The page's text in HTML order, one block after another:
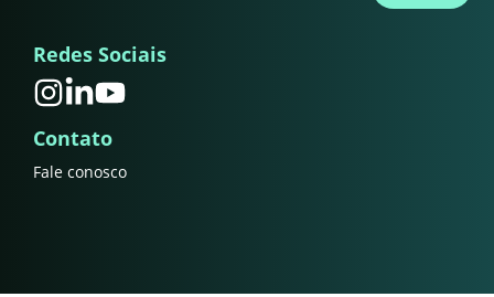
Redes Sociais
Contato
Fale conosco